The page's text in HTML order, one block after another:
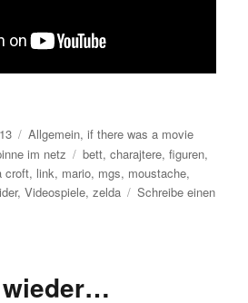
Kategorien
Allgemein,if there was a movie
im netz Schlagwörter
bett,charajtere,figuren,
croft, link, mario, mgs, moustache,
,Videospiele,zelda
Schreibe einen